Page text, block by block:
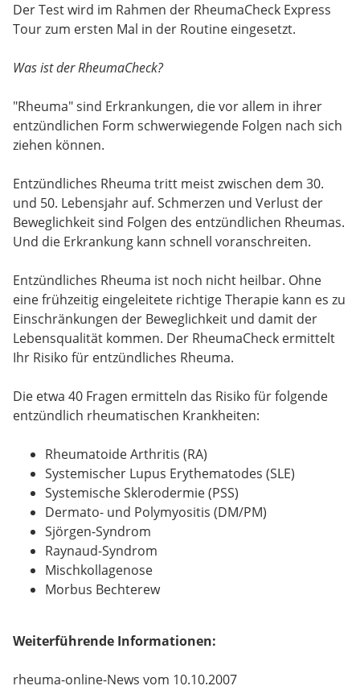
Der Test wird im Rahmen der RheumaCheck Express
Tour zum ersten Mal in der Routine eingesetzt.
Was ist der RheumaCheck?
"Rheuma" sind Erkrankungen, die vor allem in ihrer
entzündlichen Form schwerwiegende Folgen nach sich
ziehen können.
Entzündliches Rheuma tritt meist zwischen dem 30.
und 50. Lebensjahr auf. Schmerzen und Verlust der
Beweglichkeit sind Folgen des entzündlichen Rheumas.
Und die Erkrankung kann schnell voranschreiten.
Entzündliches Rheuma ist noch nicht heilbar. Ohne
eine frühzeitig eingeleitete richtige Therapie kann es zu
Einschränkungen der Beweglichkeit und damit der
Lebensqualität kommen. Der RheumaCheck ermittelt
Ihr Risiko für entzündliches Rheuma.
Die etwa 40 Fragen ermitteln das Risiko für folgende
entzündlich rheumatischen Krankheiten:
Rheumatoide Arthritis (RA)
Systemischer Lupus Erythematodes (SLE)
Systemische Sklerodermie (PSS)
Dermato- und Polymyositis (DM/PM)
Sjörgen-Syndrom
Raynaud-Syndrom
Mischkollagenose
Morbus Bechterew
Weiterführende Informationen:
rheuma-online-News vom 10.10.2007